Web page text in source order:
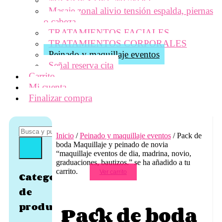
Masaje zonal alivio tensión espalda, piernas
o cabeza
TRATAMIENTOS FACIALES
TRATAMIENTOS CORPORALES
Peinado y maquillaje eventos
Señal reserva cita
Carrito
Mi cuenta
Finalizar compra
Inicio/Peinado y maquillaje eventos/ Pack de
boda Maquillaje y peinado de novia
“maquillaje eventos de dia, madrina, novio,
graduaciones, bautizos.” se ha añadido a tu
carrito.
Ver carrito
Pack de boda
Categorías
de
producto